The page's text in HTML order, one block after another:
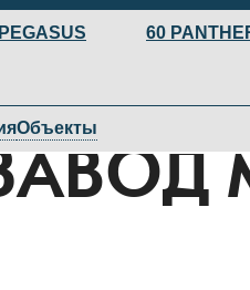
60
Объекты